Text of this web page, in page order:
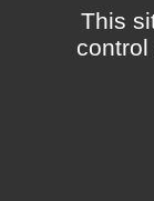
Crédits et
This